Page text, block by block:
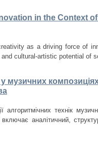
in the Context
as a driving force of
cultural-artistic potential of
музичних
технік
аналітичний,